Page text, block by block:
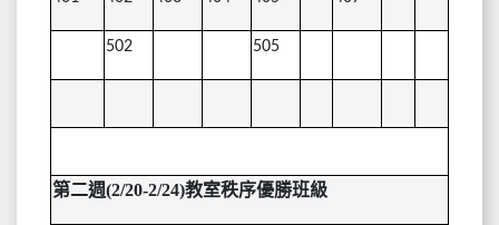
502 505
第二週(2/20-2/24)教室秩序優勝班級